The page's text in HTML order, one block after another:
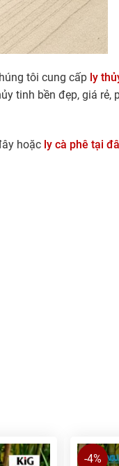
tôi cung cấp ly
tinh bền đẹp, giá rẻ,
hoặc ly cà phê tại
-4%